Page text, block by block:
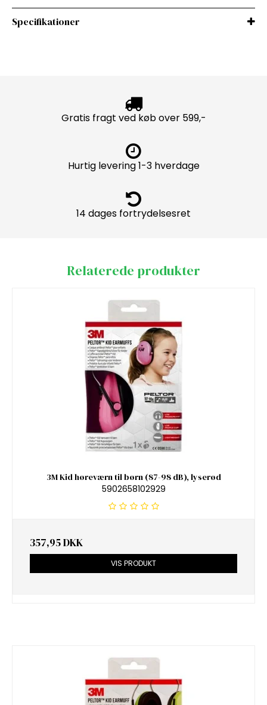
Specifikationer
Gratis fragt ved køb over 599,-
Hurtig levering 1-3 hverdage
14 dages fortrydelsesret
Relaterede produkter
3M Kid høreværn til børn (87-98 dB), lyserød
5902658102929
357,95 DKK
VIS PRODUKT